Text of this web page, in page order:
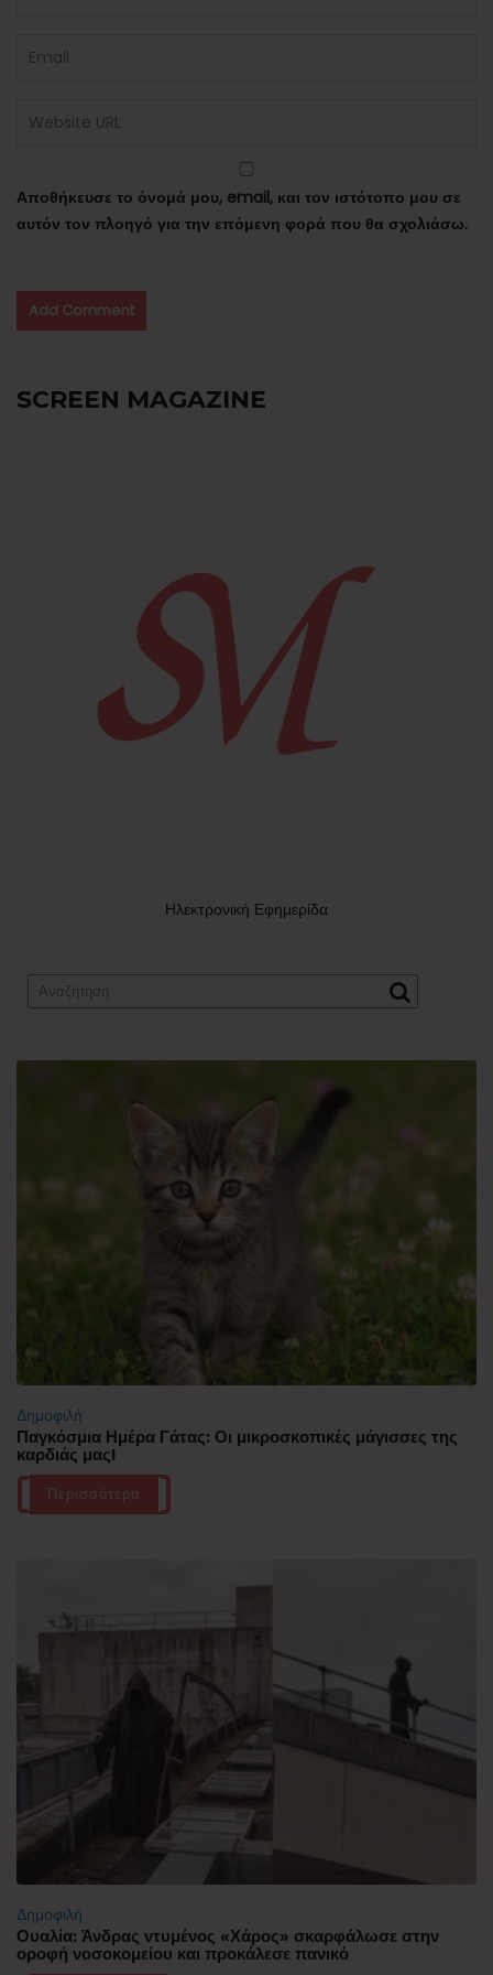
Αποθήκευσε το όνομά μου, email, και τον ιστότοπο μου σε
αυτόν τον πλοηγό για την επόμενη φορά που θα σχολιάσω.
SCREEN MAGAZINE
Ηλεκτρονική Εφημερίδα
Δημοφιλή
Παγκόσμια Ημέρα Γάτας: Οι μικροσκοπικές μάγισσες της
καρδιάς μας!
Περισσότερα
Δημοφιλή
Ουαλία: Άνδρας ντυμένος «Χάρος» σκαρφάλωσε στην
οροφή νοσοκομείου και προκάλεσε πανικό